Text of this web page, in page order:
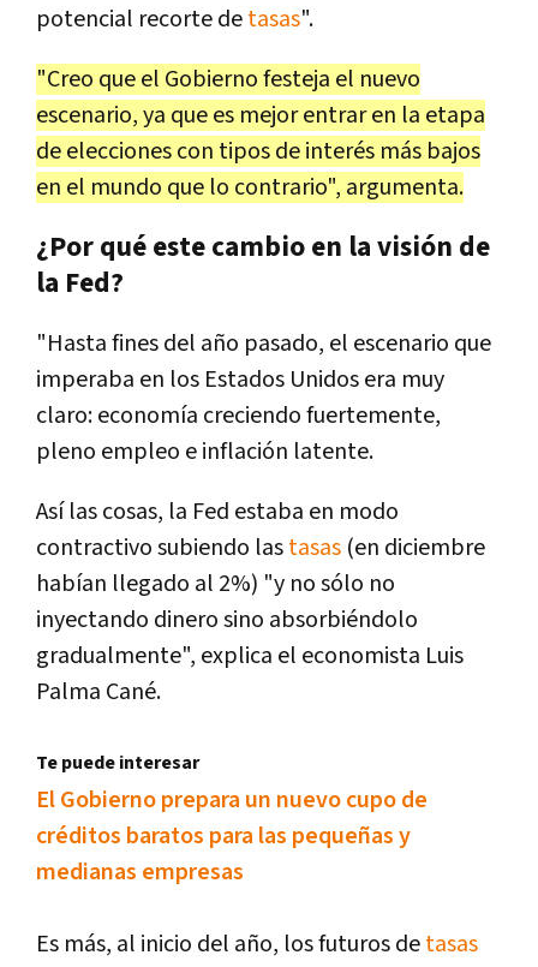
potencial recorte detasas".
"Creo que el Gobierno festeja el nuevo
escenario, ya que es mejor entrar en la etapa
de elecciones con tipos de interés más bajos
en el mundo que lo contrario", argumenta.
¿Por qué este cambio en la visión de
la Fed?
"Hasta fines del año pasado, el escenario que
imperaba en los Estados Unidos era muy
claro: economía creciendo fuertemente,
pleno empleo e inflación latente.
Así las cosas, la Fed estaba en modo
contractivo subiendo lastasas (en diciembre
habían llegado al 2%) "y no sólo no
inyectando dinero sino absorbiéndolo
gradualmente", explica el economista Luis
Palma Cané.
Te puede interesar
El Gobierno prepara un nuevo cupo de
créditos baratos para las pequeñas y
medianas empresas
Es más, al inicio del año, los futuros detasas